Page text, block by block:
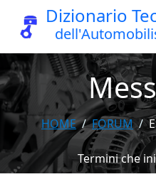
Dizionario
HOME FORUM
Termini che